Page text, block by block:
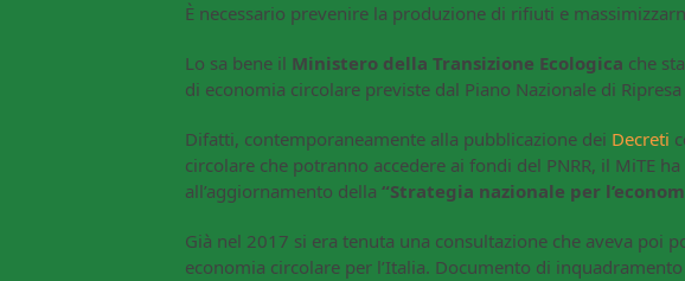
È necessario prevenire la produzione di rifiuti e
Lo sa bene il Ministero della Transizione Ecologica che
di economia circolare previste dal Piano Nazionale di Ripresa
Difatti, contemporaneamente alla pubblicazione dei Decreti
circolare che potranno accedere ai fondi del PNRR, il MiTE
all’aggiornamento della“Strategia nazionale per
Già nel 2017 si era tenuta una consultazione che aveva poi
economia circolare per l’Italia. Documento di